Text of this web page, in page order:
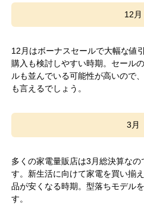
12月
12月はボーナスセールで大幅な値
購入も検討しやすい時期。セール
ルも並んでいる可能性が高いので
も言えるでしょう。
3月
多くの家電量販店は3月総決算な
す。新生活に向けて家電を買い揃
品が安くなる時期。型落ちモデル
す。